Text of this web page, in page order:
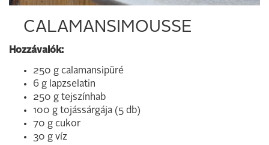
CALAMANSIMOUSSE
Hozzávalók:
250 g calamansipüré
6 g lapzselatin
250 g tejszínhab
100 g tojássárgája (5 db)
70 g cukor
30 g víz